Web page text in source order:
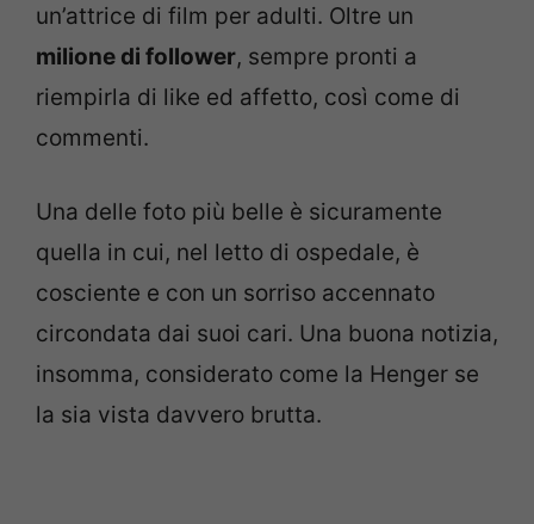
un’attrice di film per adulti. Oltre un
milione di follower, sempre pronti a
riempirla di like ed affetto, così come di
commenti.
Una delle foto più belle è sicuramente
quella in cui, nel letto di ospedale, è
cosciente e con un sorriso accennato
circondata dai suoi cari. Una buona notizia,
insomma, considerato come la Henger se
la sia vista davvero brutta.